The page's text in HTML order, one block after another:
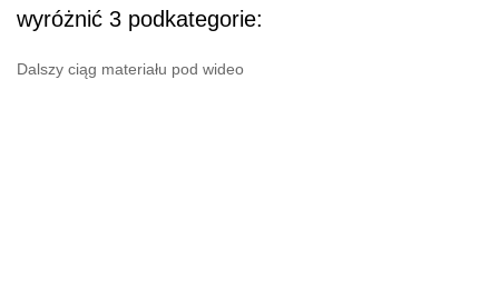
wyróżnić 3 podkategorie:
Dalszy ciąg materiału pod wideo